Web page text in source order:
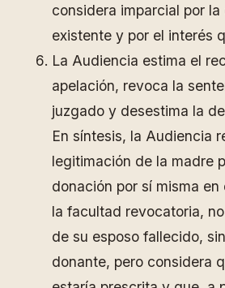
considera imparcial por la
existente y por el interés
La Audiencia estima el
apelación, revoca la
juzgado y desestima la
En síntesis, la Audiencia
legitimación de la madre
donación por sí misma
la facultad revocatoria,
de su esposo fallecido,
donante, pero considera